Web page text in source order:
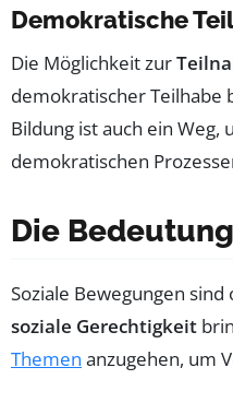
Demokratische
Die Möglichkeit zur
demokratischer Teilhabe
Bildung ist auch ein
demokratischen
Die
Soziale Bewegungen
soziale Gerechtigkeit
Themen anzugehen, um